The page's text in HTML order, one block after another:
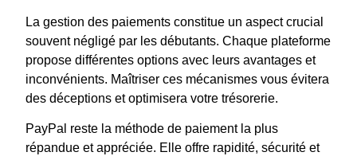
La gestion des paiements constitue un aspect crucial
souvent négligé par les débutants. Chaque plateforme
propose différentes options avec leurs avantages et
inconvénients. Maîtriser ces mécanismes vous évitera
des déceptions et optimisera votre trésorerie.
PayPal reste la méthode de paiement la plus
répandue et appréciée. Elle offre rapidité, sécurité et